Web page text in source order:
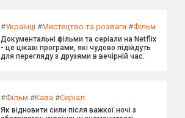
#Українці #Мистецтво та розваги #Фільм
Документальні фільми та серіали на Netflix
- це цікаві програми, які чудово підійдуть
для перегляду з друзями в вечірній час.
#Фільм #Кава #Серіал
Як відновити сили після важкої ночі з